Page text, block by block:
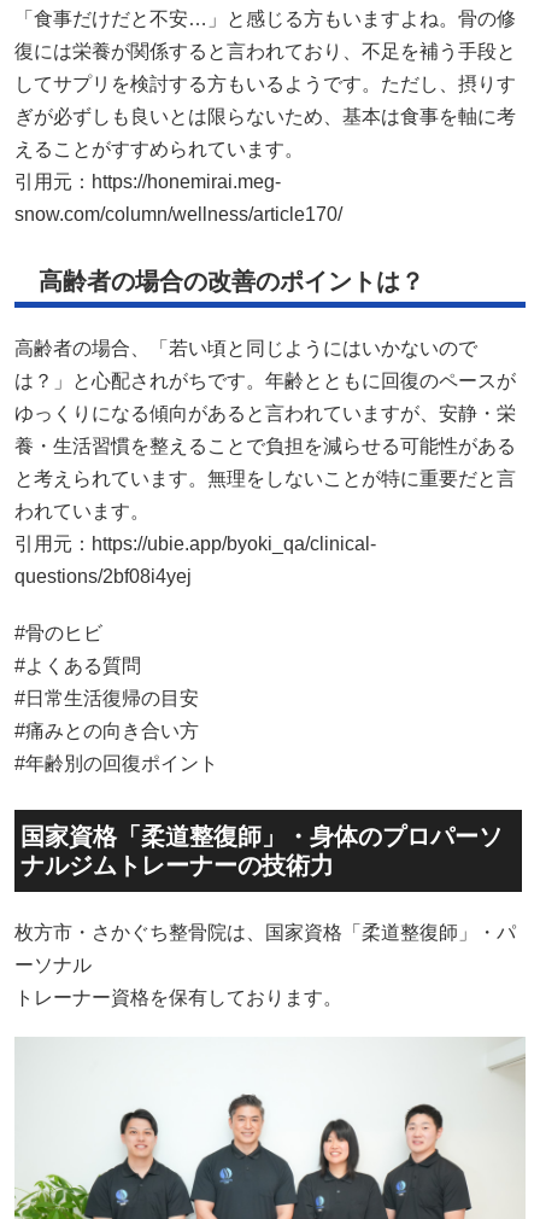
「食事だけだと不安…」と感じる方もいますよね。骨の修
復には栄養が関係すると言われており、不足を補う手段と
してサプリを検討する方もいるようです。ただし、摂りす
ぎが必ずしも良いとは限らないため、基本は食事を軸に考
えることがすすめられています。
引用元： https://honemirai.meg-
snow.com/column/wellness/article170/
高齢者の場合の改善のポイントは？
高齢者の場合、「若い頃と同じようにはいかないので
は？」と心配されがちです。年齢とともに回復のペースが
ゆっくりになる傾向があると言われていますが、安静・栄
養・生活習慣を整えることで負担を減らせる可能性がある
と考えられています。無理をしないことが特に重要だと言
われています。
引用元： https://ubie.app/byoki_qa/clinical-
questions/2bf08i4yej
#骨のヒビ
#よくある質問
#日常生活復帰の目安
#痛みとの向き合い方
#年齢別の回復ポイント
国家資格「柔道整復師」・身体のプロパーソ
ナルジムトレーナーの技術力
枚方市・さかぐち整骨院は、国家資格「柔道整復師」・パ
ーソナル
トレーナー資格を保有しております。